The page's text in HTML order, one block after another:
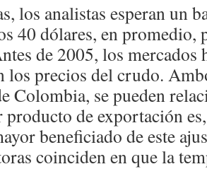
los analistas esperan un
40 dólares, en promedio,
de 2005, los
los precios del crudo.
Colombia, se pueden
de exportación
beneficiado de este
coinciden en que la